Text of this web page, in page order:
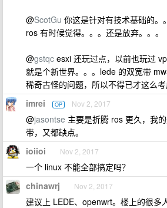
@ScotGu 你这是针对有技术基础的。
ros 有时候觉得。。。还是放弃。。。
@gstqc esxi 还玩过点，以前也玩过
就是个新世界。。。lede 的双宽带
稀奇古怪的问题，所以不得已才这么考
imrei OP Nov 2, 2017
@jasontse 主要是折腾 ros 更久，我
带，又都缺点。
ioiioi Nov 2, 2017
一个 linux 不能全部搞定吗？
chinawrj Nov 2, 2017
建议上 LEDE、openwrt。楼上的很多